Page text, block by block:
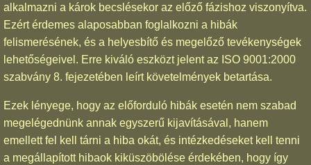
alkalmazni a károk becslésekor az előző fázishoz viszonyítva.
Ezért érdemes alaposabban foglalkozni a hibák
felismerésének, és a helyesbítő és megelőző tevékenységek
lehetőségeivel. Erre kiváló eszközt jelent az ISO 9001:2000
szabvány 8. fejezetében leírt követelmények betartása.
Ezek lényege, hogy az előforduló hibák esetén nem szabad
megelégednünk annak egyszerű kijavításával, hanem
emellett fel kell tárni a hiba okát, és intézkedéseket kell tenni
a megállapított hibaok kiküszöbölése érdekében, hogy így